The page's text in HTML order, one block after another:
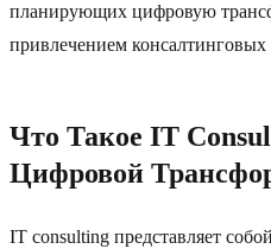
планирующих цифровую
привлечением консалтинговых
Что Такое IT
Цифровой
IT consulting представляет